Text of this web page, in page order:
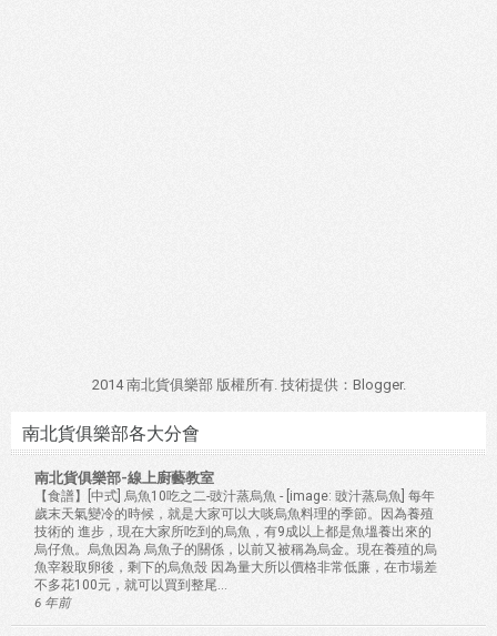
2014 南北貨俱樂部 版權所有. 技術提供： Blogger.
南北貨俱樂部各大分會
南北貨俱樂部-線上廚藝教室
【食譜】[中式] 烏魚10吃之二-豉汁蒸烏魚 - [image: 豉汁蒸烏魚] 每年
歲末天氣變冷的時候，就是大家可以大啖烏魚料理的季節。因為養殖
技術的 進步，現在大家所吃到的烏魚，有9成以上都是魚塭養出來的
烏仔魚。烏魚因為 烏魚子的關係，以前又被稱為烏金。現在養殖的烏
魚宰殺取卵後，剩下的烏魚殼 因為量大所以價格非常低廉，在市場差
不多花100元，就可以買到整尾...
6 年前